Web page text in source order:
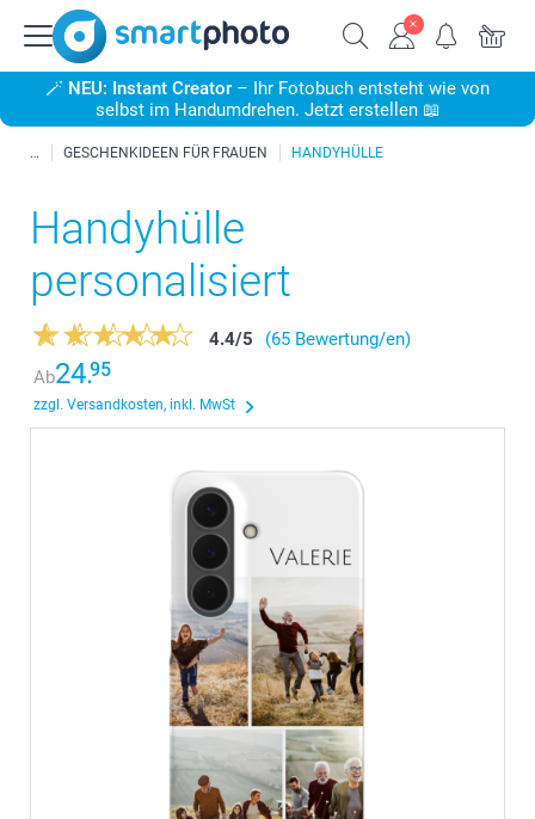
🪄 NEU: Instant Creator – Ihr Fotobuch entsteht wie von
selbst im Handumdrehen. Jetzt erstellen 📖
GESCHENKIDEEN FÜR FRAUEN HANDYHÜLLE
Handyhülle
personalisiert
4.4/5
(65 Bewertung/en)
Ab24.95
zzgl. Versandkosten, inkl. MwSt